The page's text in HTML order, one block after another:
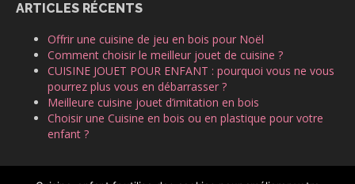
ARTICLES RÉCENTS
Offrir une cuisine de jeu en bois pour Noël
Comment choisir le meilleur jouet de cuisine ?
CUISINE JOUET POUR ENFANT : pourquoi vous ne vous
pourrez plus vous en débarrasser ?
Meilleure cuisine jouet d’imitation en bois
Choisir une Cuisine en bois ou en plastique pour votre
enfant ?